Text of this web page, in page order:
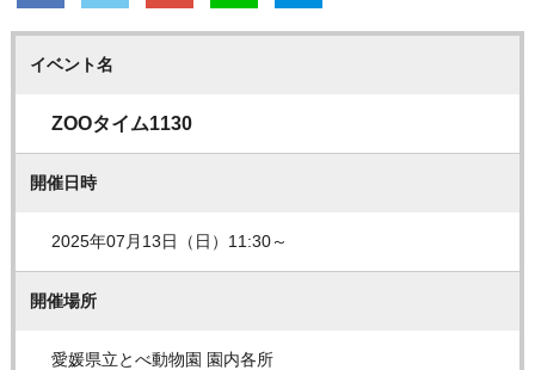
イベント名
ZOOタイム1130
開催日時
2025年07月13日（日）11:30～
開催場所
愛媛県立とべ動物園 園内各所